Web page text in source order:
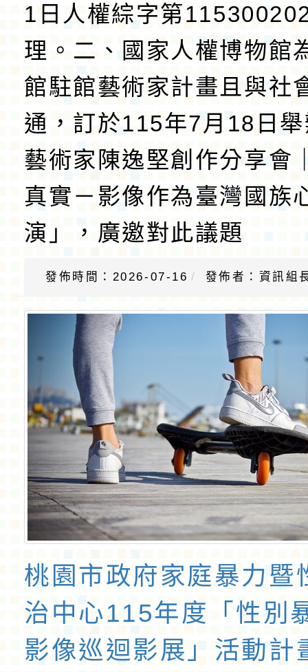
1日人權綜字第
理。二、國家人權博物館
館駐館藝術家計畫且與社
通，訂於115年7月18日
藝術家陳逸堅創作分享會
真實－影像作為臺灣國族
演」，廣邀對此議題
發佈時間：2026-07-16 發佈者：資訊組
桃園市政府家庭暴力暨
治中心115年度「性別
影像巡迴影展」活動計